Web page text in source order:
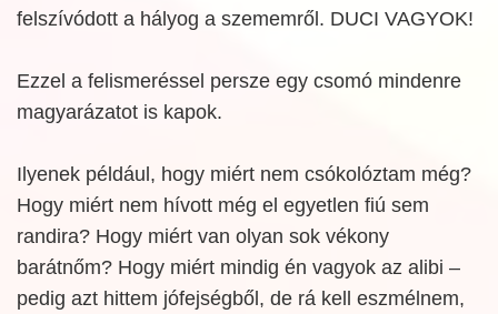
felszívódott a hályog a szememről. DUCI VAGYOK!
Ezzel a felismeréssel persze egy csomó mindenre
magyarázatot is kapok.
Ilyenek például, hogy miért nem csókolóztam még?
Hogy miért nem hívott még el egyetlen fiú sem
randira? Hogy miért van olyan sok vékony
barátnőm? Hogy miért mindig én vagyok az alibi –
pedig azt hittem jófejségből, de rá kell eszmélnem,